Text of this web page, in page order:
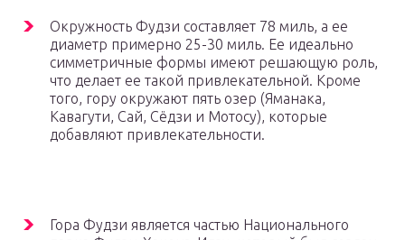
Окружность Фудзи составляет 78 миль, а ее
диаметр примерно 25-30 миль. Ее идеально
симметричные формы имеют решающую роль,
что делает ее такой привлекательной. Кроме
того, гору окружают пять озер (Яманака,
Кавагути, Сай, Сёдзи и Мотосу), которые
добавляют привлекательности.
Гора Фудзи является частью Национального